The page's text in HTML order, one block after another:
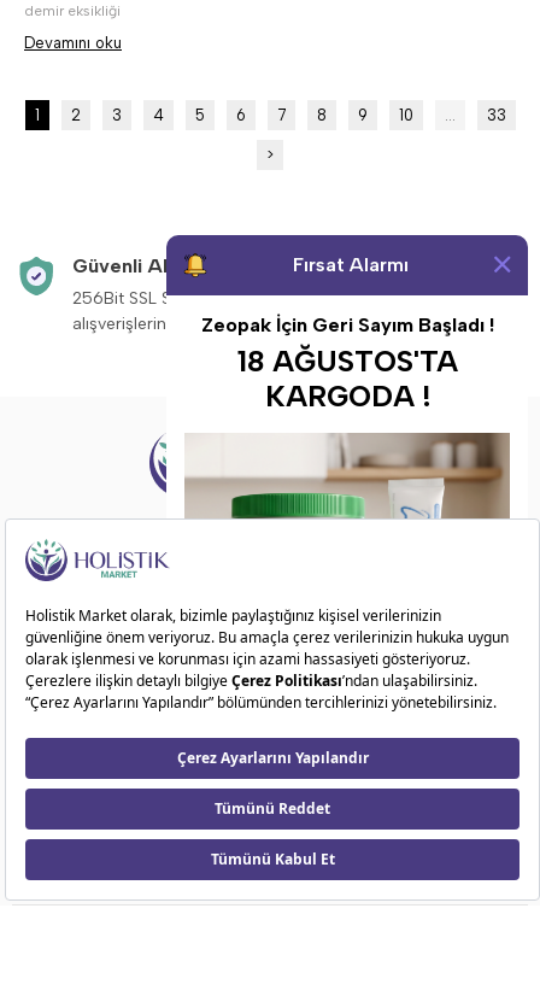
demir eksikliği
Devamını oku
1 2 3 4 5 6 7 8 9 10 33
>
Güvenli Alışveriş
256Bit SSL Sertifikası ile
alışverişleriniz güvende.
Aynı Gün Kargo
Saat 14:00’a kadar
siparişleriniz aynı
Kategoriler
Fırsat Alarmı
Zeopak İçin Geri Sayım Başladı !
18 AĞUSTOS'TA
KARGODA !
ÖN SİPARİŞ FIRSATI
10
Gün
08
Saat Dakika Saniye